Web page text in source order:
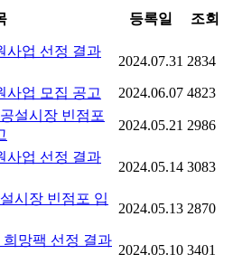
등록일 조회
사업 선정 결과
2024.07.31 2834
사업 모집 공고 2024.06.07 4823
설시장 빈점포
2024.05.21 2986
사업 선정 결과
2024.05.14 3083
시장 빈점포 입
2024.05.13 2870
희망팩 선정 결과
2024.05.10 3401